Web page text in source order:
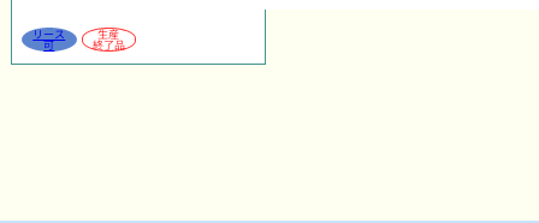
リース
可
生産
終了品